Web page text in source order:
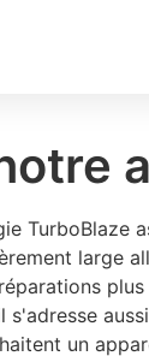
TurboBlaze
large
un